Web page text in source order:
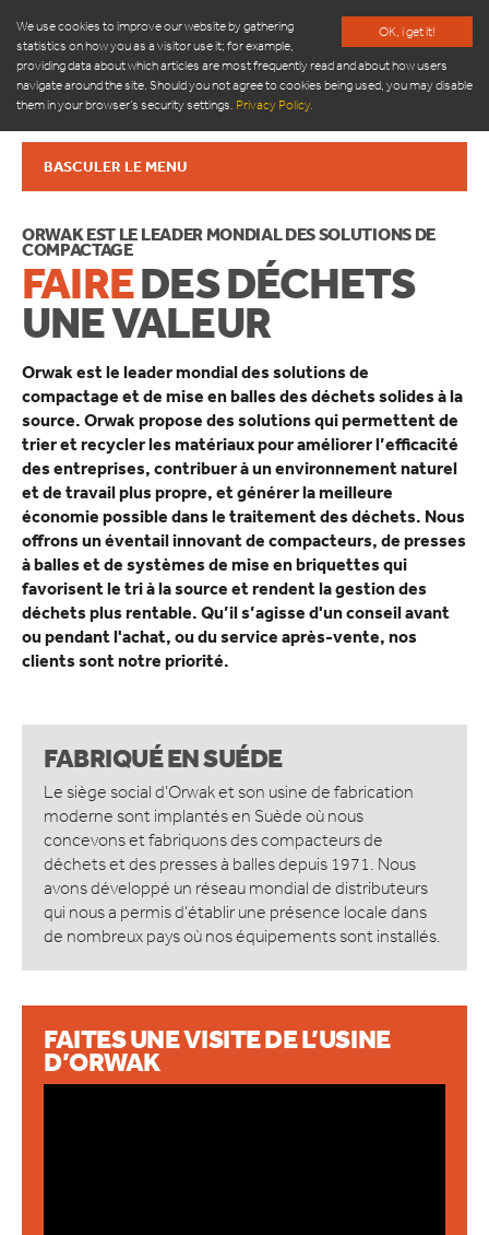
OK, i get it!
We use cookies to improve our website by gathering
statistics on how you as a visitor use it; for example,
providing data about which articles are most frequently read and about how users
navigate around the site. Should you not agree to cookies being used, you may disable
them in your browser’s security settings. Privacy Policy.
PRODUITS
ORWAK COMPACT
ORWAK 3220
ORWAK 3250
ORWAK POWER
ORWAK MULTI
ORWAK FLEX
BRICKMAN PRESSES À BRIQUETTES
PRESSE À COFFRE SEMI-AUTOMATIQUE 1540-1550-1560
ORWAK HORIZONTAL
ACCESSOIRES
DOMAINE D’APPLICATION
DÉTAIL ALIMENTAIRE
DÉTAILLANTS NON ALIMENTAIRE
HÔTELS ET RESTAURANTS
RESTAURATION RAPIDE
ACTUALITÉS
QUI SOMMES-NOUS
COMPACT IS IMPACT
LES VALEURS D’ORWAK
PROUD TO BUILD ORWAK
50 ANS D’INNOVATION
L’HISTOIRE DE L’ENTREPRISE
CONTACT
BASCULER LE MENU
ORWAK EST LE LEADER MONDIAL DES SOLUTIONS DE
COMPACTAGE
FAIREDESDÉCHETS
UNEVALEUR
Orwak est le leader mondial des solutions de
compactage et de mise en balles des déchets solides à la
source. Orwak propose des solutions qui permettent de
trier et recycler les matériaux pour améliorer l’efficacité
des entreprises, contribuer à un environnement naturel
et de travail plus propre, et générer la meilleure
économie possible dans le traitement des déchets. Nous
offrons un éventail innovant de compacteurs, de presses
à balles et de systèmes de mise en briquettes qui
favorisent le tri à la source et rendent la gestion des
déchets plus rentable. Qu’il s’agisse d'un conseil avant
ou pendant l'achat, ou du service après-vente, nos
clients sont notre priorité.
FABRIQUÉ EN SUÉDE
Le siège social d’Orwak et son usine de fabrication
moderne sont implantés en Suède où nous
concevons et fabriquons des compacteurs de
déchets et des presses à balles depuis 1971. Nous
avons développé un réseau mondial de distributeurs
qui nous a permis d’établir une présence locale dans
de nombreux pays où nos équipements sont installés.
FAITES UNE VISITE DE L’USINE
D’ORWAK